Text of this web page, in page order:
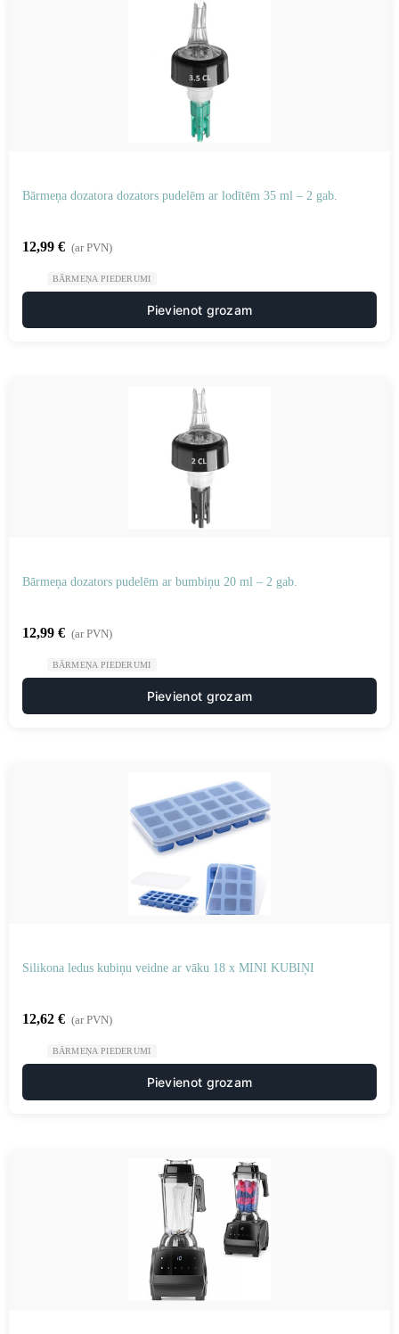
Bārmeņa dozatora dozators pudelēm ar lodītēm 35 ml – 2 gab.
12,99 € (ar PVN)
BĀRMEŅA PIEDERUMI
Pievienot grozam
Bārmeņa dozators pudelēm ar bumbiņu 20 ml – 2 gab.
12,99 € (ar PVN)
BĀRMEŅA PIEDERUMI
Pievienot grozam
Silikona ledus kubiņu veidne ar vāku 18 x MINI KUBIŅI
12,62 € (ar PVN)
BĀRMEŅA PIEDERUMI
Pievienot grozam